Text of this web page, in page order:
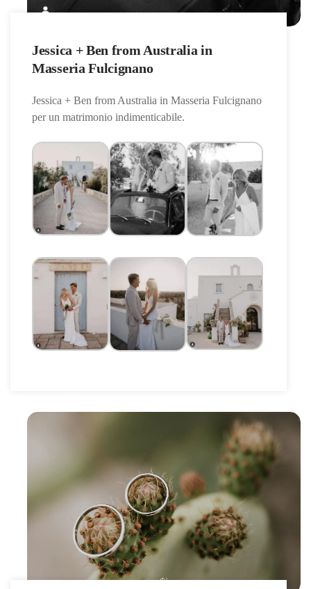
Jessica + Ben from Australia in
Masseria Fulcignano
Jessica + Ben from Australia in Masseria Fulcignano
per un matrimonio indimenticabile.